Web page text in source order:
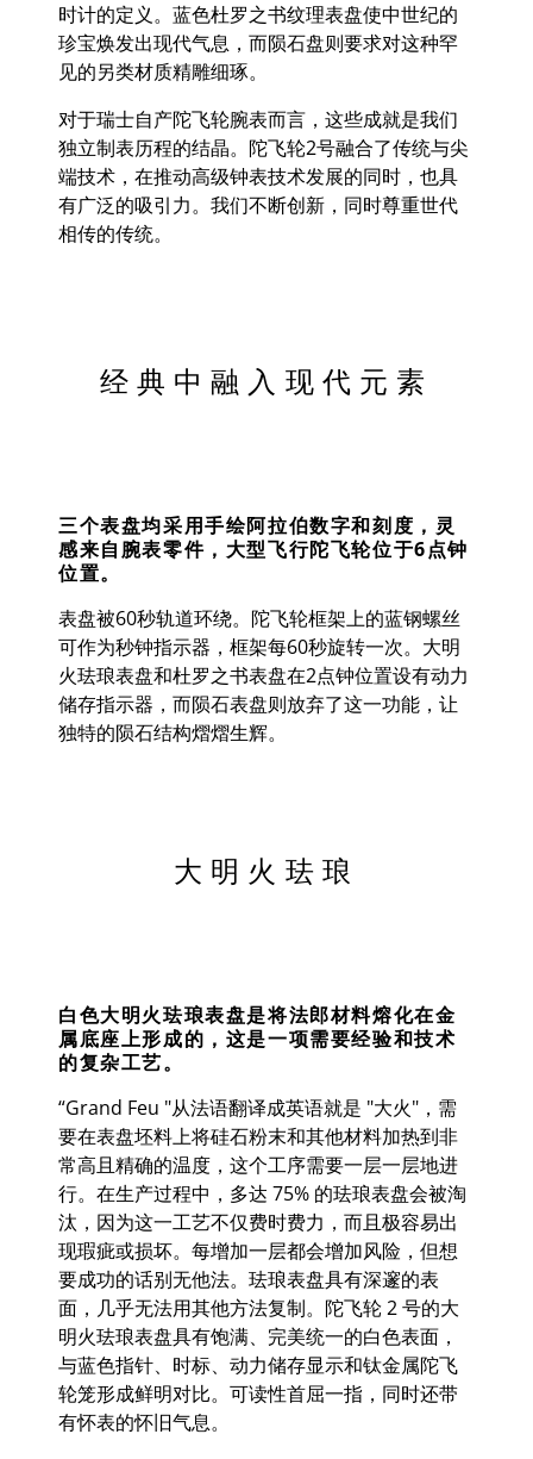
时计的定义。蓝色杜罗之书纹理表盘使中世纪的
珍宝焕发出现代气息，而陨石盘则要求对这种罕
见的另类材质精雕细琢。
对于瑞士自产陀飞轮腕表而言，这些成就是我们
独立制表历程的结晶。陀飞轮2号融合了传统与尖
端技术，在推动高级钟表技术发展的同时，也具
有广泛的吸引力。我们不断创新，同时尊重世代
相传的传统。
经典中融入现代元素
三个表盘均采用手绘阿拉伯数字和刻度，灵
感来自腕表零件，大型飞行陀飞轮位于6点钟
位置。
表盘被60秒轨道环绕。陀飞轮框架上的蓝钢螺丝
可作为秒钟指示器，框架每60秒旋转一次。大明
火珐琅表盘和杜罗之书表盘在2点钟位置设有动力
储存指示器，而陨石表盘则放弃了这一功能，让
独特的陨石结构熠熠生辉。
大明火珐琅
白色大明火珐琅表盘是将法郎材料熔化在金
属底座上形成的，这是一项需要经验和技术
的复杂工艺。
“Grand Feu "从法语翻译成英语就是 "大火"，需
要在表盘坯料上将硅石粉末和其他材料加热到非
常高且精确的温度，这个工序需要一层一层地进
行。在生产过程中，多达 75% 的珐琅表盘会被淘
汰，因为这一工艺不仅费时费力，而且极容易出
现瑕疵或损坏。每增加一层都会增加风险，但想
要成功的话别无他法。珐琅表盘具有深邃的表
面，几乎无法用其他方法复制。陀飞轮 2 号的大
明火珐琅表盘具有饱满、完美统一的白色表面，
与蓝色指针、时标、动力储存显示和钛金属陀飞
轮笼形成鲜明对比。可读性首屈一指，同时还带
有怀表的怀旧气息。